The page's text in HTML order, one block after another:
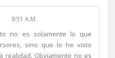
9:51 A.M.
no es solamente lo que
sino que lo he visto
realidad. Obviamente no es